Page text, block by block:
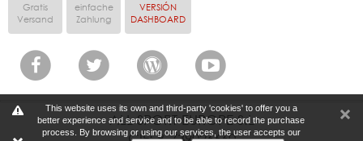
This website uses its own and third-party 'cookies' to offer you a
better experience and service and to be able to record the purchase
process. By browsing or using our services, the user accepts our
Gratis
Versand
einfache
Zahlung
VERSIÓN
DASHBOARD
ALL SPORT EUROPE S.L